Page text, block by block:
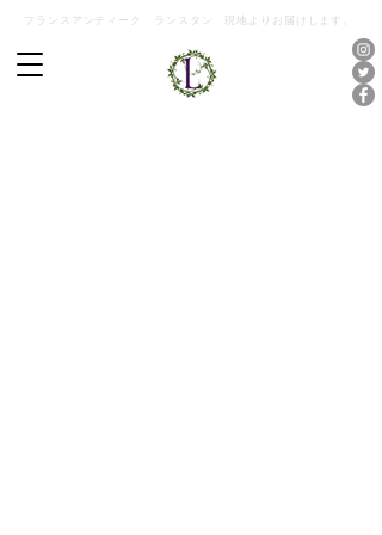
フランスアンティーク ランスタン 現地よりお届けします。